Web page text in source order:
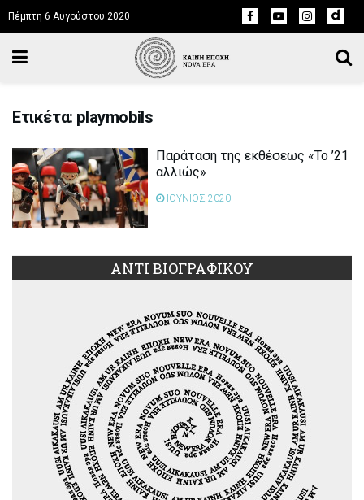
Πέμπτη 6 Αυγούστου 2020
Ετικέτα: playmobils
Παράταση της εκθέσεως «Το ’21
αλλιώς»
ΙΟΥΝΙΟΣ 2020
ΑΝΤΙ ΒΙΟΓΡΑΦΙΚΟΥ